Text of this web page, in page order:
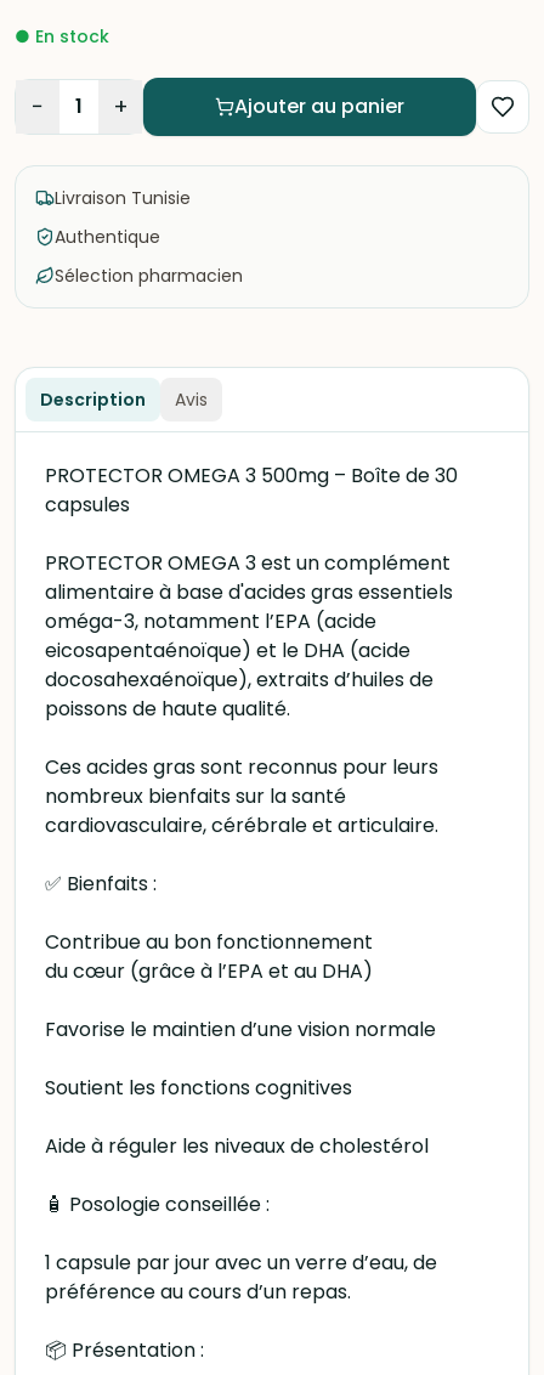
● En stock
− 1 + Ajouter au panier
Livraison Tunisie
Authentique
Sélection pharmacien
Description Avis
PROTECTOR OMEGA 3 500mg – Boîte de 30
capsules
PROTECTOR OMEGA 3 est un complément
alimentaire à base d'acides gras essentiels
oméga-3, notamment l’EPA (acide
eicosapentaénoïque) et le DHA (acide
docosahexaénoïque), extraits d’huiles de
poissons de haute qualité.
Ces acides gras sont reconnus pour leurs
nombreux bienfaits sur la santé
cardiovasculaire, cérébrale et articulaire.
✅ Bienfaits :
Contribue au bon fonctionnement
du cœur (grâce à l’EPA et au DHA)
Favorise le maintien d’une vision normale
Soutient les fonctions cognitives
Aide à réguler les niveaux de cholestérol
🧴 Posologie conseillée :
1 capsule par jour avec un verre d’eau, de
préférence au cours d’un repas.
📦 Présentation :